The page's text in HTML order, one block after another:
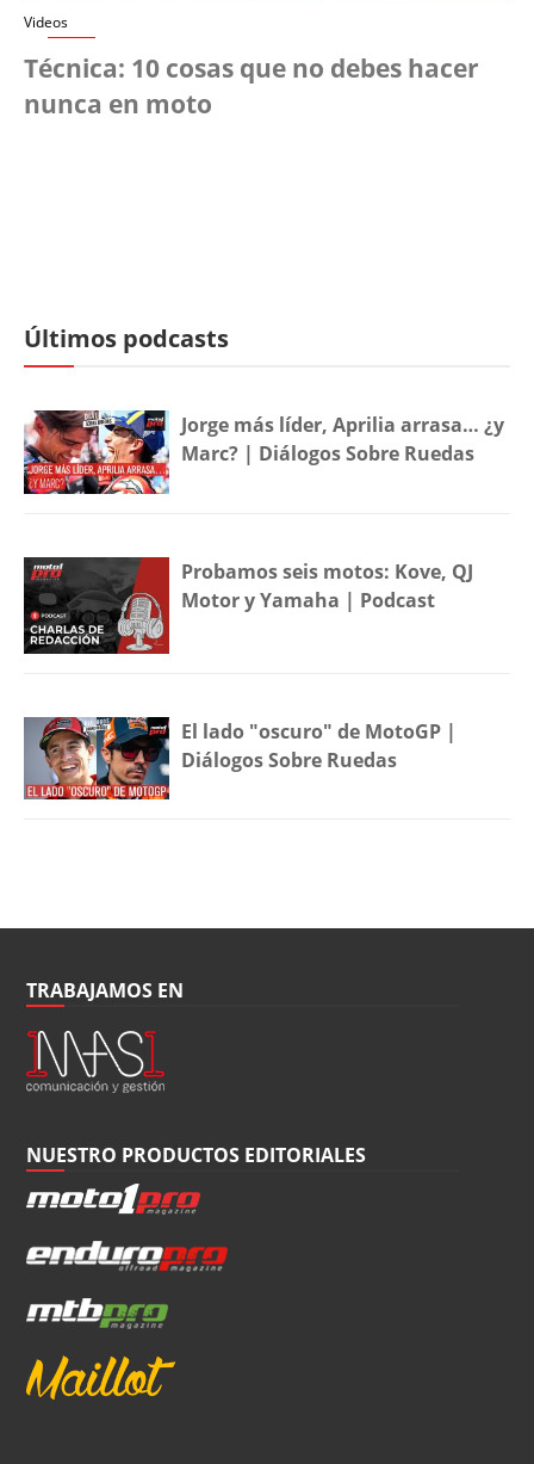
Videos
Técnica: 10 cosas que no debes hacer
nunca en moto
Últimos podcasts
Jorge más líder, Aprilia arrasa… ¿y
Marc? | Diálogos Sobre Ruedas
Probamos seis motos: Kove, QJ
Motor y Yamaha | Podcast
El lado "oscuro" de MotoGP |
Diálogos Sobre Ruedas
TRABAJAMOS EN
NUESTRO PRODUCTOS EDITORIALES